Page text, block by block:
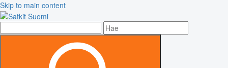
Skip to main content